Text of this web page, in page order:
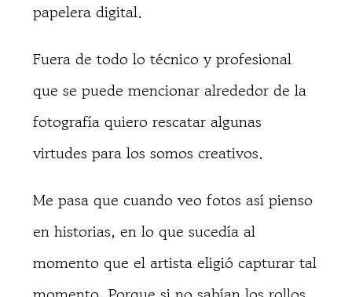
papelera digital.
Fuera de todo lo técnico y profesional
que se puede mencionar alrededor de la
fotografía quiero rescatar algunas
virtudes para los somos creativos.
Me pasa que cuando veo fotos así pienso
en historias, en lo que sucedía al
momento que el artista eligió capturar tal